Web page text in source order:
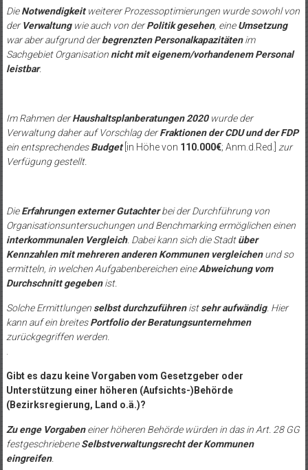
DieNotwendigkeitweiterer Prozessoptimierungen wurde sowohl von
derVerwaltungwie auch von derPolitik gesehen, eineUmsetzung
war aber aufgrund derbegrenzten Personalkapazitätenim
Sachgebiet Organisation nicht mit eigenem/vorhandenem Personal
leistbar.
Im Rahmen derHaushaltsplanberatungen 2020wurde der
Verwaltung daher auf Vorschlag derFraktionen der CDU und der FDP
ein entsprechendesBudget [in Höhe von 110.000€; Anm.d.Red.]
zur
Verfügung gestellt.
DieErfahrungen externer Gutachterbei der Durchführung von
Organisationsuntersuchungen und Benchmarking ermöglichen einen
interkommunalen Vergleich. Dabei kann sich die Stadtüber
Kennzahlen mit mehreren anderen Kommunen vergleichenund so
ermitteln, in welchen Aufgabenbereichen eineAbweichung vom
Durchschnitt gegebenist.
Solche Ermittlungen selbst durchzuführenistsehr aufwändig. Hier
kann auf ein breitesPortfolio der Beratungsunternehmen
zurückgegriffen werden.
Gibt es dazu keine Vorgaben vom Gesetzgeber oder
Unterstützung einer höheren (Aufsichts-)Behörde
(Bezirksregierung, Land o.ä.)?
Zu enge Vorgabeneiner höheren Behörde würden in das in Art. 28 GG
festgeschriebeneSelbstverwaltungsrecht der Kommunen
eingreifen.